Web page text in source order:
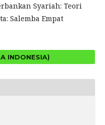
Syariah: Teori
Salemba Empat
INDONESIA)